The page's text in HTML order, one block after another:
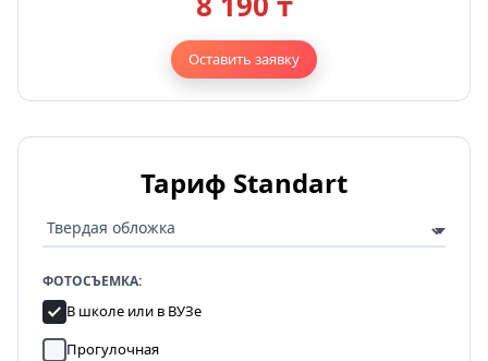
Оставить заявку
Тариф Standart
ФОТОСЪЕМКА:
В школе или в ВУЗе
Прогулочная